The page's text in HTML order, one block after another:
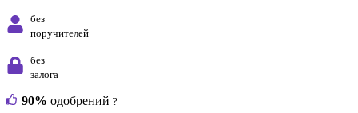
без
поручителей
без
залога
90% одобрений ?